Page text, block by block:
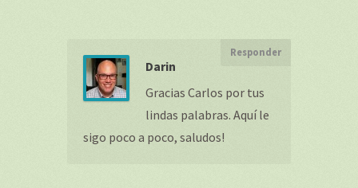
Darin
Responder
Gracias Carlos por tus
lindas palabras. Aquí le
sigo poco a poco, saludos!